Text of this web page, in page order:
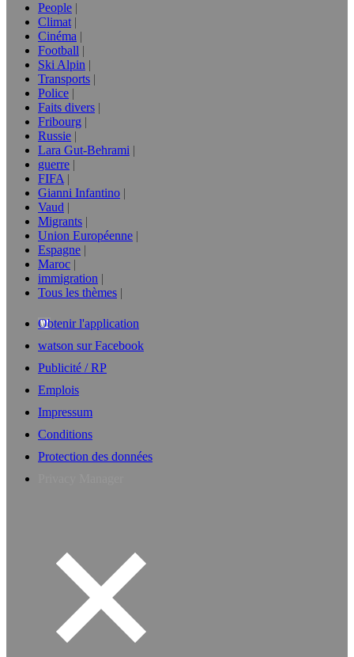
People
Climat
Cinéma
Football
Ski Alpin
Transports
Police
Faits divers
Fribourg
Russie
Lara Gut-Behrami
guerre
FIFA
Gianni Infantino
Vaud
Migrants
Union Européenne
Espagne
Maroc
immigration
Tous les thèmes
Obtenir l'application
watson sur Facebook
Publicité / RP
Emplois
Impressum
Conditions
Protection des données